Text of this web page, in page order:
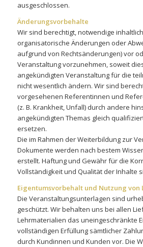
ausgeschlossen.
Änderungsvorbehalte
Wir sind berechtigt, notwendige
organisatorische Änderungen oder
aufgrund von Rechtsänderungen) vor
Veranstaltung vorzunehmen, soweit
angekündigten Veranstaltung für die
nicht wesentlich ändern. Wir sind
vorgesehenen Referentinnen und
(z. B. Krankheit, Unfall) durch andere
angekündigten Themas gleich
ersetzen.
Die im Rahmen der Weiterbildung zur
Dokumente werden nach bestem
erstellt. Haftung und Gewähr für die
Vollständigkeit und Qualität der Inhalte
Eigentumsvorbehalt und Nutzung
Die Veranstaltungsunterlagen sind
geschützt. Wir behalten uns bei allen
Lehrmaterialien das uneingeschränkte
vollständigen Erfüllung sämtlicher
durch Kundinnen und Kunden vor. Die